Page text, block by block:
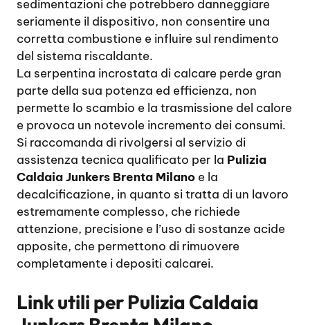
sedimentazioni che potrebbero danneggiare
seriamente il dispositivo, non consentire una
corretta combustione e influire sul rendimento
del sistema riscaldante.
La serpentina incrostata di calcare perde gran
parte della sua potenza ed efficienza, non
permette lo scambio e la trasmissione del calore
e provoca un notevole incremento dei consumi.
Si raccomanda di rivolgersi al servizio di
assistenza tecnica qualificato per la Pulizia
Caldaia Junkers Brenta Milano e la
decalcificazione, in quanto si tratta di un lavoro
estremamente complesso, che richiede
attenzione, precisione e l’uso di sostanze acide
apposite, che permettono di rimuovere
completamente i depositi calcarei.
Link utili perPulizia Caldaia